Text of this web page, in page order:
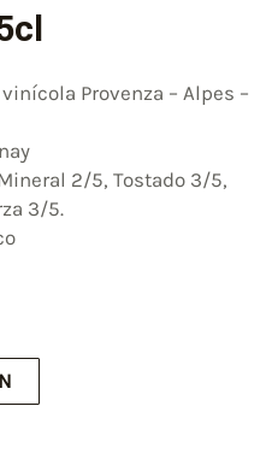
Provenza – Alpes –
2/5, Tostado 3/5,
3/5.